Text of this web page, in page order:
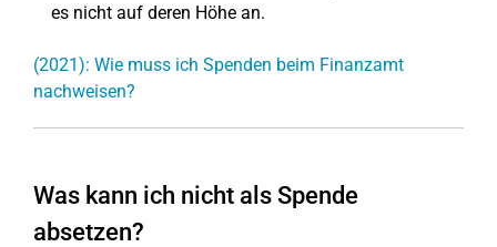
es nicht auf deren Höhe an.
(2021): Wie muss ich Spenden beim Finanzamt
nachweisen?
Was kann ich nicht als Spende
absetzen?